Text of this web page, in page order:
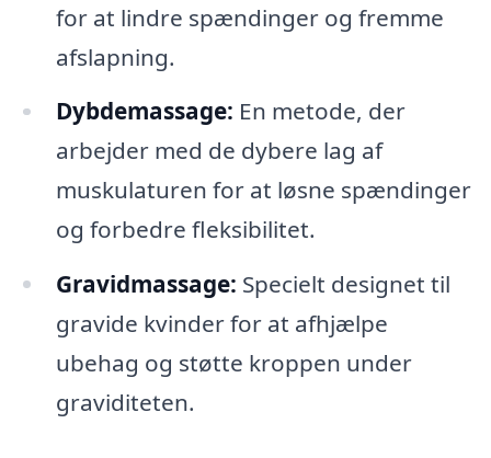
for at lindre spændinger og fremme
afslapning.
Dybdemassage: En metode, der
arbejder med de dybere lag af
muskulaturen for at løsne spændinger
og forbedre fleksibilitet.
Gravidmassage: Specielt designet til
gravide kvinder for at afhjælpe
ubehag og støtte kroppen under
graviditeten.